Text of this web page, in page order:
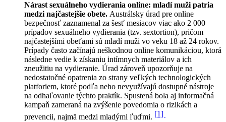
Nárast sexuálneho vydierania online: mladí muži patria
medzi najčastejšie obete. Austrálsky úrad pre online
bezpečnosť zaznamenal za šesť mesiacov viac ako 2 000
prípadov sexuálneho vydierania (tzv. sextortion), pričom
najčastejšími obeťami sú mladí muži vo veku 18 až 24 rokov.
Prípady často začínajú neškodnou online komunikáciou, ktorá
následne vedie k získaniu intímnych materiálov a ich
zneužitiu na vydieranie. Úrad zároveň upozorňuje na
nedostatočné opatrenia zo strany veľkých technologických
platforiem, ktoré podľa neho nevyužívajú dostupné nástroje
na odhaľovanie týchto praktík. Spustená bola aj informačná
kampaň zameraná na zvýšenie povedomia o rizikách a
prevencii, najmä medzi mladými ľuďmi. [1]